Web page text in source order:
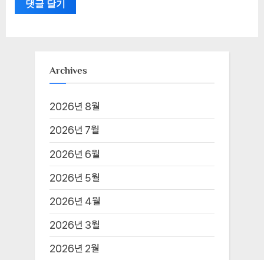
Archives
2026년 8월
2026년 7월
2026년 6월
2026년 5월
2026년 4월
2026년 3월
2026년 2월